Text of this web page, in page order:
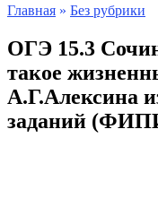
Главная » Без рубрики
ОГЭ 15.3
такое
А.Г.Алексина
заданий